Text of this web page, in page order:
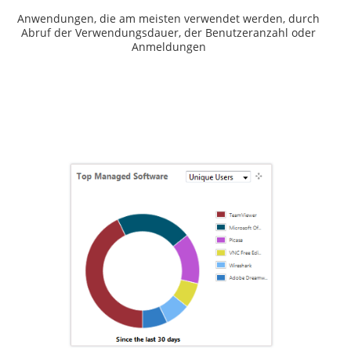
Anwendungen, die am meisten verwendet werden, durch
Abruf der Verwendungsdauer, der Benutzeranzahl oder
Anmeldungen